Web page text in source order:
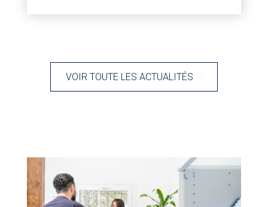
VOIR TOUTE LES ACTUALITÉS